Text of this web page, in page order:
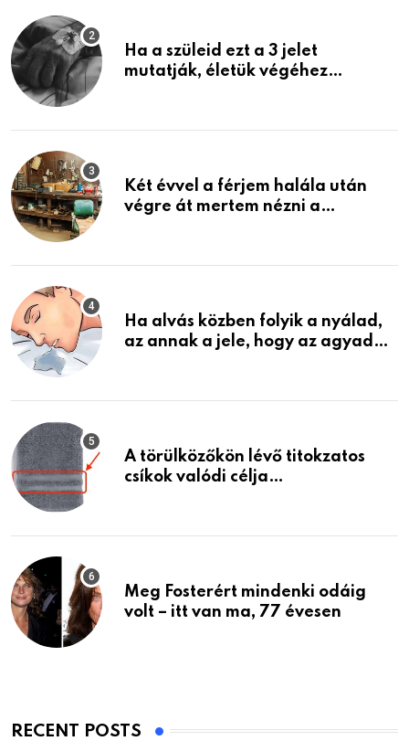
Ha a szüleid ezt a 3 jelet
mutatják, életük végéhez
Két évvel a férjem halála után
végre át mertem nézni a
életemet
Ha alvás közben folyik a nyálad,
az annak a jele, hogy az agyad…
A törülközőkön lévő titokzatos
csíkok valódi célja…
Meg Fosterért mindenki odáig
volt – itt van ma, 77 évesen
RECENT POSTS